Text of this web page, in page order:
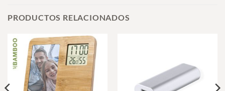
PRODUCTOS RELACIONADOS